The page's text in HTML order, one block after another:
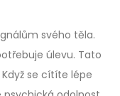
svého těla.
úlevu. Tato
se cítíte lépe